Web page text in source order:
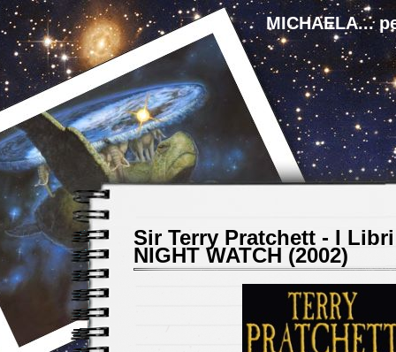
MICHAELA...
Sir Terry Pratchett - I Libri
NIGHT WATCH (2002)